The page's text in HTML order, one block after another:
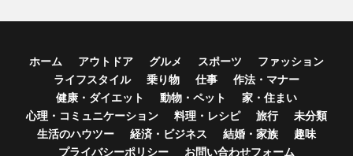
ホーム アウトドア グルメ スポーツ
ファッション
ライフスタイル
乗り物 仕事
作法・マナー
健康・ダイエット
動物・ペット
家・住まい
心理・コミュニケーション
料理・レシピ 旅行
未分類
生活のハウツー
経済・ビジネス 結婚・家族
趣味
プライバシーポリシー
お問い合わせフォーム